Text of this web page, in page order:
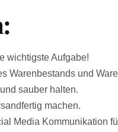
wichtigste Aufgabe!
Warenbestands und
sauber halten.
machen.
Media Kommunikation